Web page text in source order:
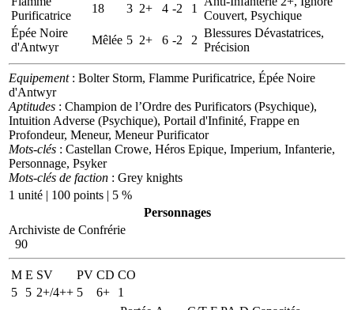
Purificatrice
18 3 2+ 4 -2 1
Couvert, Psychique
Épée Noire
d'Antwyr
Mêlée 5 2+ 6 -2 2
Blessures Dévastatrices,
Précision
Equipement: Bolter Storm, Flamme Purificatrice, Épée Noire
d'Antwyr
Aptitudes : Champion de l’Ordre des Purificators (Psychique),
Intuition Adverse (Psychique), Portail d'Infinité, Frappe en
Profondeur, Meneur, Meneur Purificator
Mots-clés : Castellan Crowe, Héros Epique, Imperium, Infanterie,
Personnage, Psyker
Mots-clés de faction : Grey knights
1 unité | 100 points | 5 %
Personnages
Archiviste de Confrérie
90
M E SV PV CD CO
5
5 2+/4++ 5 6+
1